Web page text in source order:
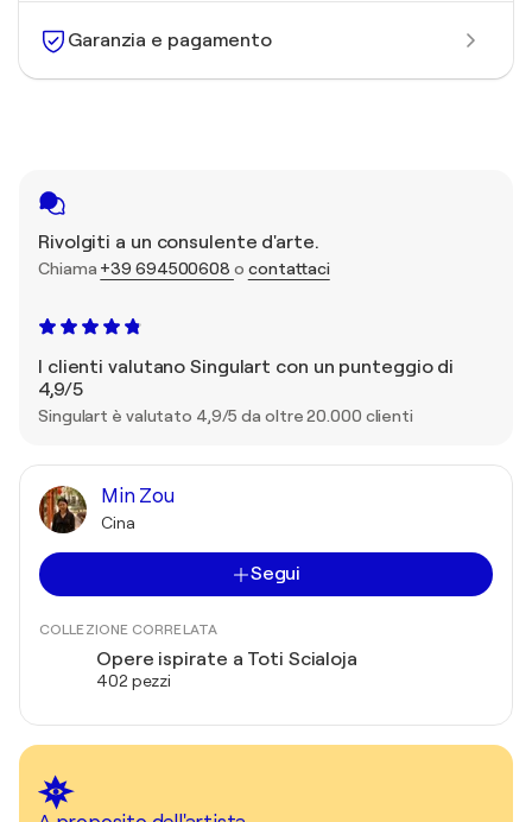
Garanzia e pagamento
Rivolgiti a un consulente d'arte.
Chiama +39 694500608 o contattaci
I clienti valutano Singulart con un punteggio di
4,9/5
Singulart è valutato 4,9/5 da oltre 20.000 clienti
Min Zou
Cina
Segui
COLLEZIONE CORRELATA
Opere ispirate a Toti Scialoja
402 pezzi